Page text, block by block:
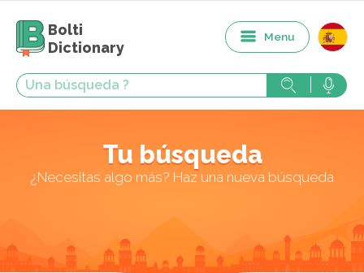
Bolti
Dictionary
Menu
Tu búsqueda
¿Necesitas algo más? Haz una nueva búsqueda